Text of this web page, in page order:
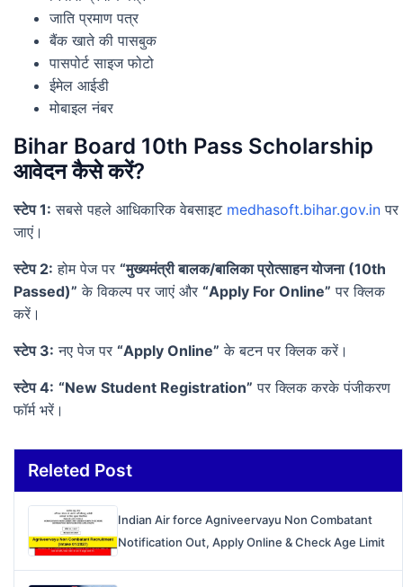
जाति प्रमाण पत्र
बैंक खाते की पासबुक
पासपोर्ट साइज फोटो
ईमेल आईडी
मोबाइल नंबर
Bihar Board 10th Pass Scholarship
आवेदन कैसे करें?
स्टेप 1: सबसे पहले आधिकारिक वेबसाइट medhasoft.bihar.gov.in पर
जाएं।
स्टेप 2: होम पेज पर “मुख्यमंत्री बालक/बालिका प्रोत्साहन योजना (10th
Passed)” के विकल्प पर जाएं और “Apply For Online” पर क्लिक
करें।
स्टेप 3: नए पेज पर “Apply Online” के बटन पर क्लिक करें।
स्टेप 4: “New Student Registration” पर क्लिक करके पंजीकरण
फॉर्म भरें।
Releted Post
Indian Air force Agniveervayu Non Combatant
Notification Out, Apply Online & Check Age Limit